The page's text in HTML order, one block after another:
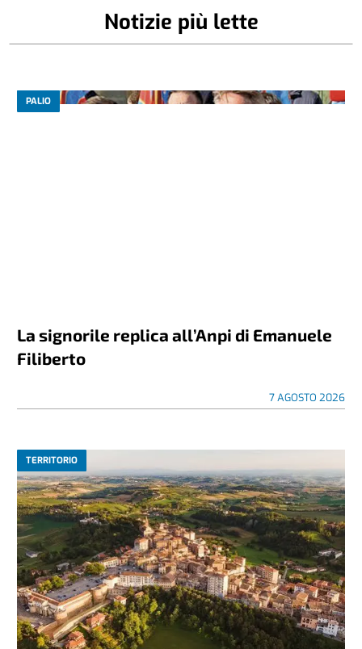
Notizie più lette
PALIO
La signorile replica all’Anpi di Emanuele
Filiberto
7 AGOSTO 2026
TERRITORIO